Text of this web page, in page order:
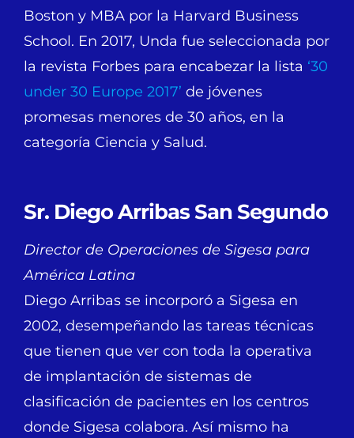
Boston y MBA por la Harvard Business
School. En 2017, Unda fue seleccionada por
la revista Forbes para encabezar la lista ‘30
under 30 Europe 2017’ de jóvenes
promesas menores de 30 años, en la
categoría Ciencia y Salud.
Sr. Diego Arribas San Segundo
Director de Operaciones de Sigesa para
América Latina
Diego Arribas se incorporó a Sigesa en
2002, desempeñando las tareas técnicas
que tienen que ver con toda la operativa
de implantación de sistemas de
clasificación de pacientes en los centros
donde Sigesa colabora. Así mismo ha